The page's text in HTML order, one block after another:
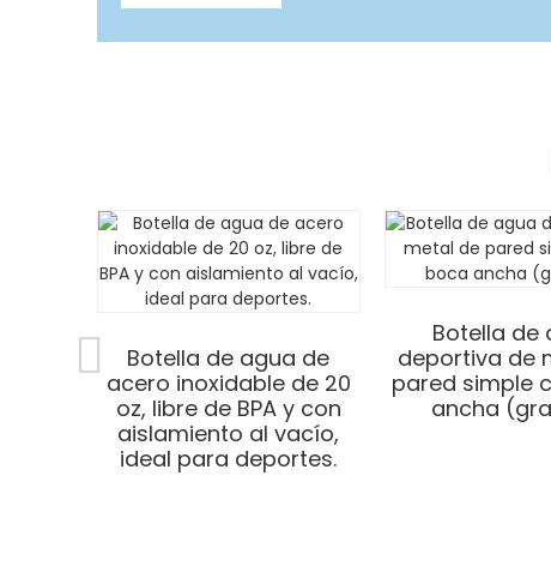
Botella de agua de
acero inoxidable de 20
oz, libre de BPA y con
aislamiento al vacío,
ideal para deportes.
Botella de
deportiva de
pared simple
ancha